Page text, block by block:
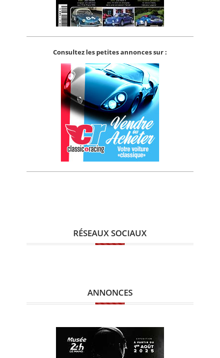
Consultez les petites annonces sur :
RÉSEAUX SOCIAUX
ANNONCES